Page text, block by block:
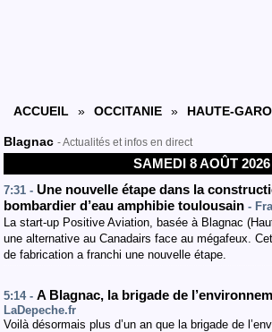
ACCUEIL » OCCITANIE » HAUTE-
Blagnac - Actualités et infos en direct
SAMEDI 8 AOÛT 2026
7:31 - Une nouvelle étape dans la
bombardier d’eau amphibie toulousain -
La start-up Positive Aviation, basée à Blagnac
une alternative au Canadairs face au mégafeux.
de fabrication a franchi une nouvelle étape.
5:14 - A Blagnac, la brigade de
LaDepeche.fr
Voilà désormais plus d’un an que la brigade de